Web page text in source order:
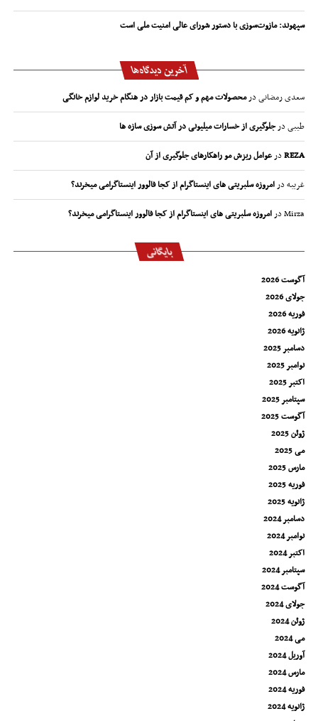
سپهوند:‌ مازوت‌سوزی با دستور شورای عالی امنیت ملی است
آخرین دیدگاه‌ها
سعدی رمضانیدرمحصولات مهم و کم قیمت بازار در هنگام خرید لوازم خانگی
طیبیدرجلوگیری از خسارات میلیونی در آتش سوزی سازه ها
REZAدرعوامل ریزش مو راهکارهای جلوگیری از آن
غریبهدرامروزه سلبریتی های اینستاگرام از کجا فالوور اینستاگرامی میخرند؟
Mirzaدرامروزه سلبریتی های اینستاگرام از کجا فالوور اینستاگرامی میخرند؟
بایگانی
آگوست 2026
جولای 2026
فوریه 2026
ژانویه 2026
دسامبر 2025
نوامبر 2025
اکتبر 2025
سپتامبر 2025
آگوست 2025
ژوئن 2025
می 2025
مارس 2025
فوریه 2025
ژانویه 2025
دسامبر 2024
نوامبر 2024
اکتبر 2024
سپتامبر 2024
آگوست 2024
جولای 2024
ژوئن 2024
می 2024
آوریل 2024
مارس 2024
فوریه 2024
ژانویه 2024